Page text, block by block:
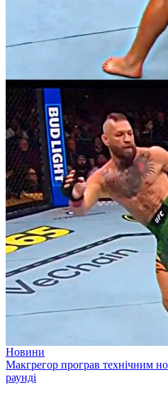
Новини
Макгрегор програв технічним
раунді